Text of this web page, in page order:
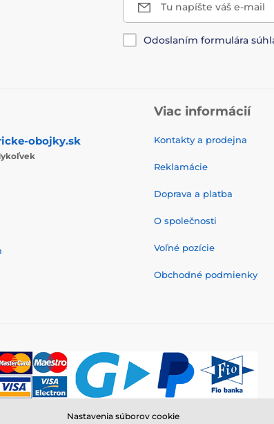
Tu napíšte váš e-mail
Odoslaním formulára
obojky.sk
Viac informácií
Kontakty a prodejna
Reklamácie
Doprava a platba
O společnosti
Voľné pozície
Obchodné podmienky
2026 www.elektricke-obojky.sk ⦁ E-shop vytvorila
Nastavenia súborov cookie